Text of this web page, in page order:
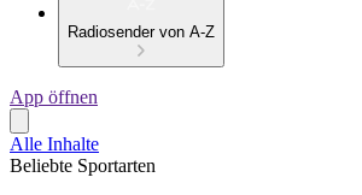
Radiosender von A-Z
App öffnen
Alle Inhalte
Beliebte Sportarten